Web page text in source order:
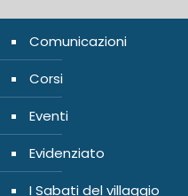
Comunicazioni
Corsi
Eventi
Evidenziato
I Sabati del villaggio